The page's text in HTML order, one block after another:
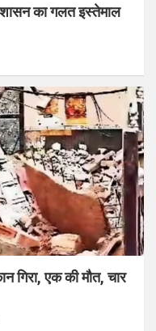
का गलत इस्तेमाल
गिरा, एक की मौत, चार